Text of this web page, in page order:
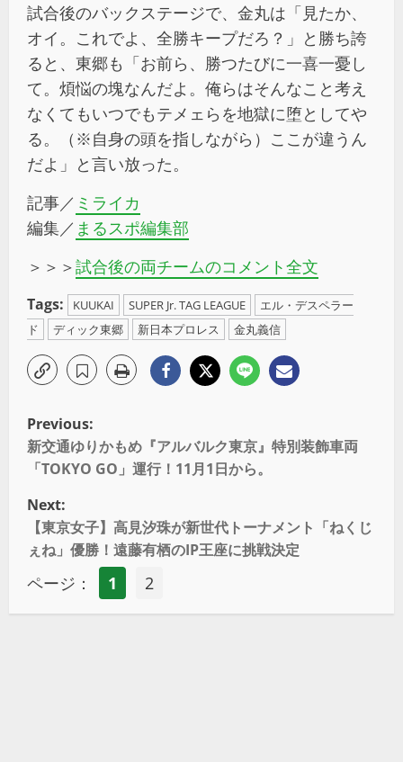
試合後のバックステージで、金丸は「見たか、
オイ。これでよ、全勝キープだろ？」と勝ち誇
ると、東郷も「お前ら、勝つたびに一喜一憂し
て。煩悩の塊なんだよ。俺らはそんなこと考え
なくてもいつでもテメェらを地獄に堕としてや
る。（※自身の頭を指しながら）ここが違うん
だよ」と言い放った。
記事／ ミライカ
編集／ まるスポ編集部
＞＞＞試合後の両チームのコメント全文
Tags: KUUKAI SUPER Jr. TAG LEAGUE
エル・デスペラー
ド
ディック東郷 新日本プロレス 金丸義信
Previous:
新交通ゆりかもめ『アルバルク東京』特別装飾車両
「TOKYO GO」運行！11月1日から。
Next:
【東京女子】高見汐珠が新世代トーナメント「ねくじ
ぇね」優勝！遠藤有栖のIP王座に挑戦決定
ページ： 1 2